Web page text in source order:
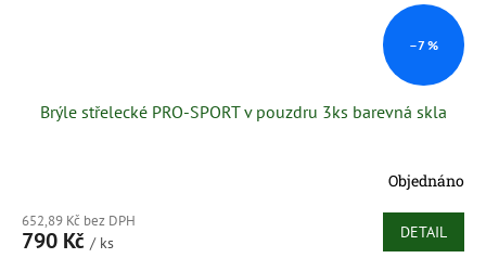
–7 %
Brýle střelecké PRO-SPORT v pouzdru 3ks barevná skla
Objednáno
652,89 Kč bez DPH
790 Kč / ks
DETAIL